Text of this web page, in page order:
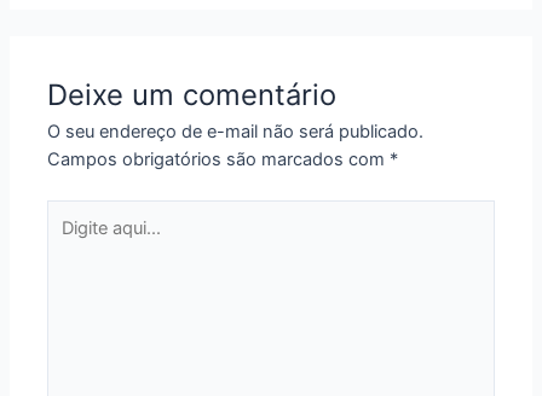
Deixe um comentário
O seu endereço de e-mail não será publicado.
Campos obrigatórios são marcados com *